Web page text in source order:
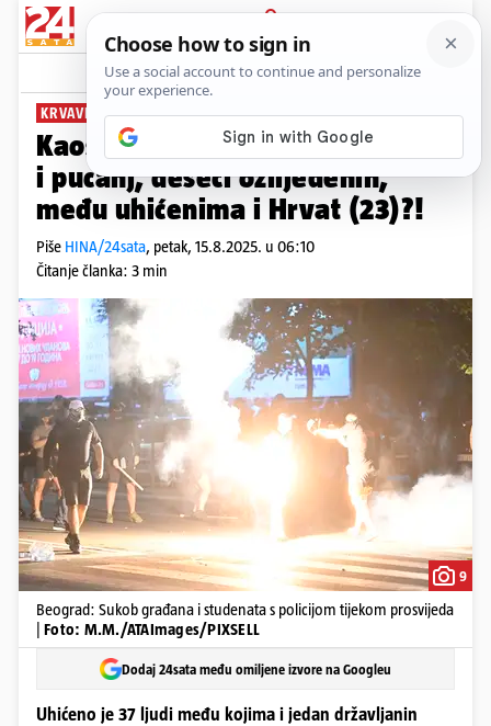
PRIJAVA
News Komentari
KRVAVI PROSVJED
Kaos u Srbiji: Suzavac, baklje pa
i pucanj, deseci ozlijeđenih,
među uhićenima i Hrvat (23)?!
Piše HINA/24sata, petak, 15.8.2025. u 06:10
Čitanje članka: 3 min
9
Beograd: Sukob građana i studenata s policijom tijekom prosvijeda
Foto: M.M./ATAImages/PIXSELL
Dodaj 24sata među omiljene izvore na Googleu
Uhićeno je 37 ljudi među kojima i jedan državljanin